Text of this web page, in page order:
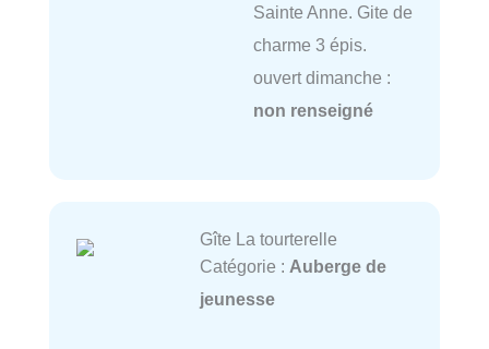
Sainte Anne. Gite de
charme 3 épis.
ouvert dimanche :
non renseigné
Gîte La tourterelle
Catégorie : Auberge de
jeunesse